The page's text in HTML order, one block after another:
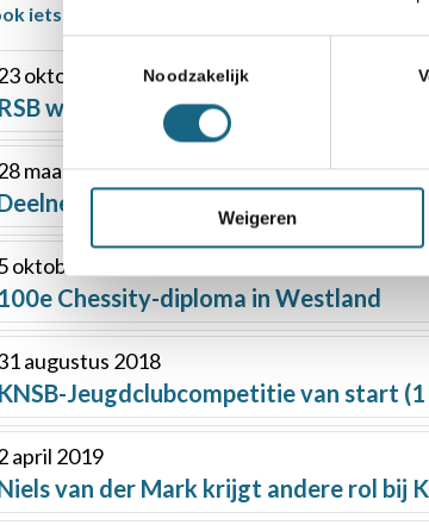
Toestemmingsselectie
Noodzakelijk
Weigeren
iets voor u
oktober 2018
RSB winnaar Huttontoernooi 2018 in
maart 2018
NJSK ABC Assen 2018
oktober 2018
100e Chessity-diploma in Westland
augustus 2018
KNSB-Jeugdclubcompetitie van start
april 2019
van der Mark krijgt andere rol bij